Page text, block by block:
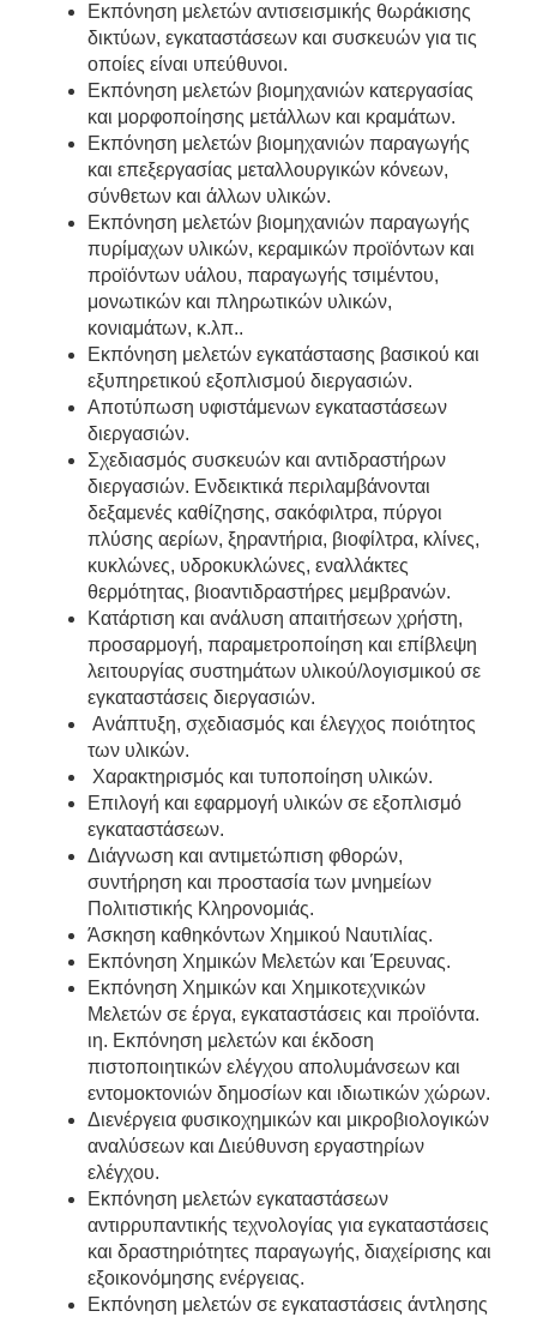
Εκπόνηση μελετών αντισεισμικής θωράκισης
δικτύων, εγκαταστάσεων και συσκευών για τις
οποίες είναι υπεύθυνοι.
Εκπόνηση μελετών βιομηχανιών κατεργασίας
και μορφοποίησης μετάλλων και κραμάτων.
Εκπόνηση μελετών βιομηχανιών παραγωγής
και επεξεργασίας μεταλλουργικών κόνεων,
σύνθετων και άλλων υλικών.
Εκπόνηση μελετών βιομηχανιών παραγωγής
πυρίμαχων υλικών, κεραμικών προϊόντων και
προϊόντων υάλου, παραγωγής τσιμέντου,
μονωτικών και πληρωτικών υλικών,
κονιαμάτων, κ.λπ..
Εκπόνηση μελετών εγκατάστασης βασικού και
εξυπηρετικού εξοπλισμού διεργασιών.
Αποτύπωση υφιστάμενων εγκαταστάσεων
διεργασιών.
Σχεδιασμός συσκευών και αντιδραστήρων
διεργασιών. Ενδεικτικά περιλαμβάνονται
δεξαμενές καθίζησης, σακόφιλτρα, πύργοι
πλύσης αερίων, ξηραντήρια, βιοφίλτρα, κλίνες,
κυκλώνες, υδροκυκλώνες, εναλλάκτες
θερμότητας, βιοαντιδραστήρες μεμβρανών.
Κατάρτιση και ανάλυση απαιτήσεων χρήστη,
προσαρμογή, παραμετροποίηση και επίβλεψη
λειτουργίας συστημάτων υλικού/λογισμικού σε
εγκαταστάσεις διεργασιών.
Ανάπτυξη, σχεδιασμός και έλεγχος ποιότητος
των υλικών.
Χαρακτηρισμός και τυποποίηση υλικών.
Επιλογή και εφαρμογή υλικών σε εξοπλισμό
εγκαταστάσεων.
Διάγνωση και αντιμετώπιση φθορών,
συντήρηση και προστασία των μνημείων
Πολιτιστικής Κληρονομιάς.
Άσκηση καθηκόντων Χημικού Ναυτιλίας.
Εκπόνηση Χημικών Μελετών και Έρευνας.
Εκπόνηση Χημικών και Χημικοτεχνικών
Μελετών σε έργα, εγκαταστάσεις και προϊόντα.
ιη. Εκπόνηση μελετών και έκδοση
πιστοποιητικών ελέγχου απολυμάνσεων και
εντομοκτονιών δημοσίων και ιδιωτικών χώρων.
Διενέργεια φυσικοχημικών και μικροβιολογικών
αναλύσεων και Διεύθυνση εργαστηρίων
ελέγχου.
Εκπόνηση μελετών εγκαταστάσεων
αντιρρυπαντικής τεχνολογίας για εγκαταστάσεις
και δραστηριότητες παραγωγής, διαχείρισης και
εξοικονόμησης ενέργειας.
Εκπόνηση μελετών σε εγκαταστάσεις άντλησης